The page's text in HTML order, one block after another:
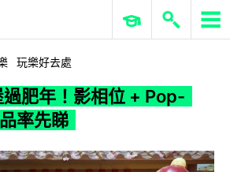
ERP 與商業 AI
玩樂好去處
肥年！影相位 + Pop-
率先睇